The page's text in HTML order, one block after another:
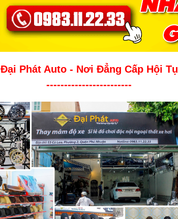
Đại Phát Auto - Nơi Đẳng Cấp Hội Tụ
------------------------